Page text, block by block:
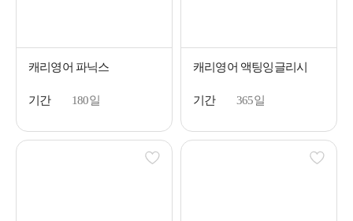
캐리영어 파닉스
기간 180일
캐리영어 액팅잉글리시
기간 365일